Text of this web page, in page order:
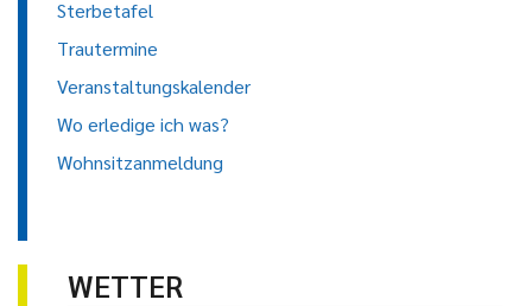
Sterbetafel
Trautermine
Veranstaltungskalender
Wo erledige ich was?
Wohnsitzanmeldung
WETTER